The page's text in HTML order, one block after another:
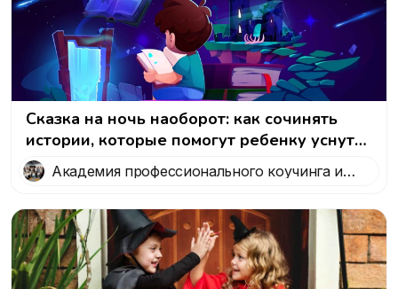
Сказка на ночь наоборот: как сочинять
истории, которые помогут ребенку уснуть
и избавиться от ночных кошмаров
Академия профессионального коучинга и